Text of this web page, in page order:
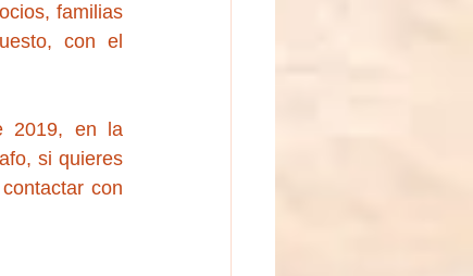
familias
con el
2019, en la
si quieres
con